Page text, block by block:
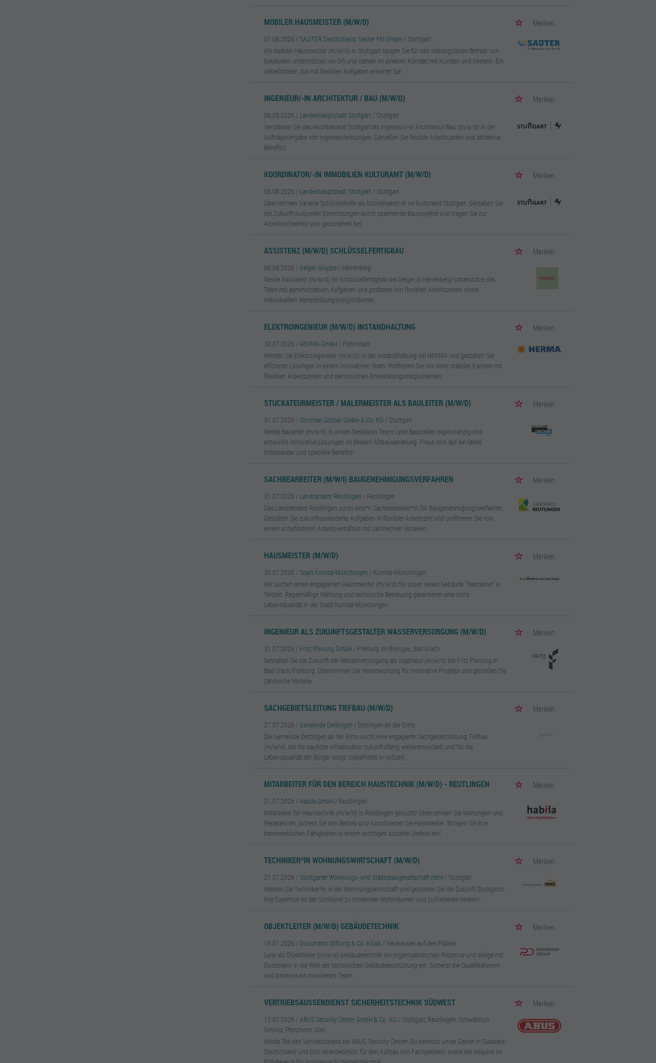
MOBILER HAUSMEISTER (M/W/D) Merken
07.08.2026 / SAUTER Deutschland, Sauter FM GmbH / Stuttgart
Als mobiler Hausmeister (m/w/d) in Stuttgart sorgen Sie für den reibungslosen Betrieb von
Gebäuden, unterstützen vor Ort und stehen im direkten Kontakt mit Kunden und Mietern. Ein
unbefristeter Job mit flexiblen Aufgaben erwartet Sie.
INGENIEUR/-IN ARCHITEKTUR / BAU (M/W/D) Merken
06.08.2026 / Landeshauptstadt Stuttgart / Stuttgart
Verstärken Sie das Hochbauamt Stuttgart als Ingenieur/-in Architektur/Bau (m/w/d) in der
Auftragsvergabe von Ingenieurleistungen. Genießen Sie flexible Arbeitszeiten und attraktive
Benefits!
KOORDINATOR/-IN IMMOBILIEN KULTURAMT (M/W/D) Merken
06.08.2026 / Landeshauptstadt Stuttgart / Stuttgart
Übernehmen Sie eine Schlüsselrolle als Koordinator/-in im Kulturamt Stuttgart. Gestalten Sie
die Zukunft kultureller Einrichtungen durch spannende Bauprojekte und tragen Sie zur
Arbeitssicherheit und -gesundheit bei.
ASSISTENZ (M/W/D) SCHLÜSSELFERTIGBAU Merken
06.08.2026 / Geiger Gruppe / Herrenberg
Werde Assistenz (m/w/d) im Schlüsselfertigbau bei Geiger in Herrenberg! Unterstütze das
Team mit administrativen Aufgaben und profitiere von flexiblen Arbeitszeiten sowie
individuellen Weiterbildungsmöglichkeiten.
ELEKTROINGENIEUR (M/W/D) INSTANDHALTUNG Merken
30.07.2026 / HERMA GmbH / Filderstadt
Werden Sie Elektroingenieur (m/w/d) in der Instandhaltung bei HERMA und gestalten Sie
effiziente Lösungen in einem innovativen Team. Profitieren Sie von einer stabilen Karriere mit
flexiblen Arbeitszeiten und persönlichen Entwicklungsmöglichkeiten.
STUCKATEURMEISTER / MALERMEISTER ALS BAULEITER (M/W/D) Merken
31.07.2026 / Christian Gröber GmbH & Co. KG / Stuttgart
Werde Bauleiter (m/w/d) in einem familiären Team! Leite Baustellen eigenständig und
entwickle innovative Lösungen im Bereich Altbausanierung. Freue dich auf ein faires
Miteinander und spezielle Benefits!
SACHBEARBEITER (M/W/I) BAUGENEHMIGUNGSVERFAHREN Merken
31.07.2026 / Landratsamt Reutlingen / Reutlingen
Das Landratsamt Reutlingen sucht eine*n Sachbearbeiter*in für Baugenehmigungsverfahren.
Gestalten Sie zukunftsorientierte Aufgaben in flexibler Arbeitszeit und profitieren Sie von
einem unbefristeten Arbeitsverhältnis mit zahlreichen Vorteilen.
HAUSMEISTER (M/W/D) Merken
30.07.2026 / Stadt Korntal-Münchingen / Korntal-Münchingen
Wir suchen einen engagierten Hausmeister (m/w/d) für unser neues Gebäude "Westwind" in
Teilzeit. Regelmäßige Wartung und technische Betreuung garantieren eine hohe
Lebensqualität in der Stadt Korntal-Münchingen.
INGENIEUR ALS ZUKUNFTSGESTALTER WASSERVERSORGUNG (M/W/D) Merken
31.07.2026 / Fritz Planung GmbH / Freiburg im Breisgau, Bad Urach
Gestalten Sie die Zukunft der Wasserversorgung als Ingenieur (m/w/d) bei Fritz Planung in
Bad Urach/Freiburg. Übernehmen Sie Verantwortung für innovative Projekte und genießen Sie
zahlreiche Vorteile.
SACHGEBIETSLEITUNG TIEFBAU (M/W/D) Merken
27.07.2026 / Gemeinde Dettingen / Dettingen an der Erms
Die Gemeinde Dettingen an der Erms sucht eine engagierte Sachgebietsleitung Tiefbau
(m/w/d), die die bauliche Infrastruktur zukunftsfähig weiterentwickelt und für die
Lebensqualität der Bürger sorgt. Unbefristet in Vollzeit.
MITARBEITER FÜR DEN BEREICH HAUSTECHNIK (M/W/D) - REUTLINGEN Merken
21.07.2026 / Habila GmbH / Reutlingen
Mitarbeiter für Haustechnik (m/w/d) in Reutlingen gesucht! Übernehmen Sie Wartungen und
Reparaturen, sichern Sie den Betrieb und koordinieren Sie Handwerker. Bringen Sie Ihre
handwerklichen Fähigkeiten in einem wichtigen sozialen Umfeld ein!
TECHNIKER*IN WOHNUNGSWIRTSCHAFT (M/W/D) Merken
21.07.2026 / Stuttgarter Wohnungs- und Städtebaugesellschaft mbH / Stuttgart
Werden Sie Techniker*in in der Wohnungswirtschaft und gestalten Sie die Zukunft Stuttgarts!
Ihre Expertise ist der Schlüssel zu modernen Wohnräumen und zufriedenen Mietern.
OBJEKTLEITER (M/W/D) GEBÄUDETECHNIK Merken
16.07.2026 / Dussmann Stiftung & Co. KGaA / Neuhausen auf den Fildern
Leite als Objektleiter (m/w/d) Gebäudetechnik die organisatorischen Prozesse und steige mit
Dussmann in die Welt der technischen Gebäudeausrüstung ein. Sicherst die Qualifikationen
und betreust ein motiviertes Team.
VERTRIEBSAUSSENDIENST SICHERHEITSTECHNIK SÜDWEST Merken
15.07.2026 /ABUS Security Center GmbH & Co. KG / Stuttgart, Reutlingen, Schwäbisch
Gmünd, Pforzheim, Ulm
Werde Teil des Vertriebsteams bei ABUS Security Center! Du betreust unser Gebiet in Südwest-
Deutschland und bist verantwortlich für den Aufbau von Fachpartnern sowie die Akquise im